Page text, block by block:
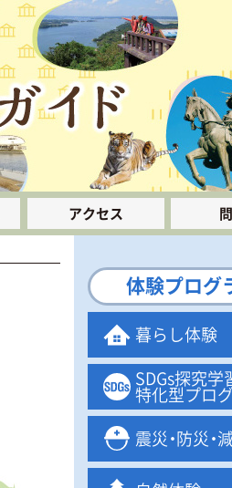
アクセス
体験プログ
暮らし体験
SDGs探究学
特化型プロ
震災・防災・